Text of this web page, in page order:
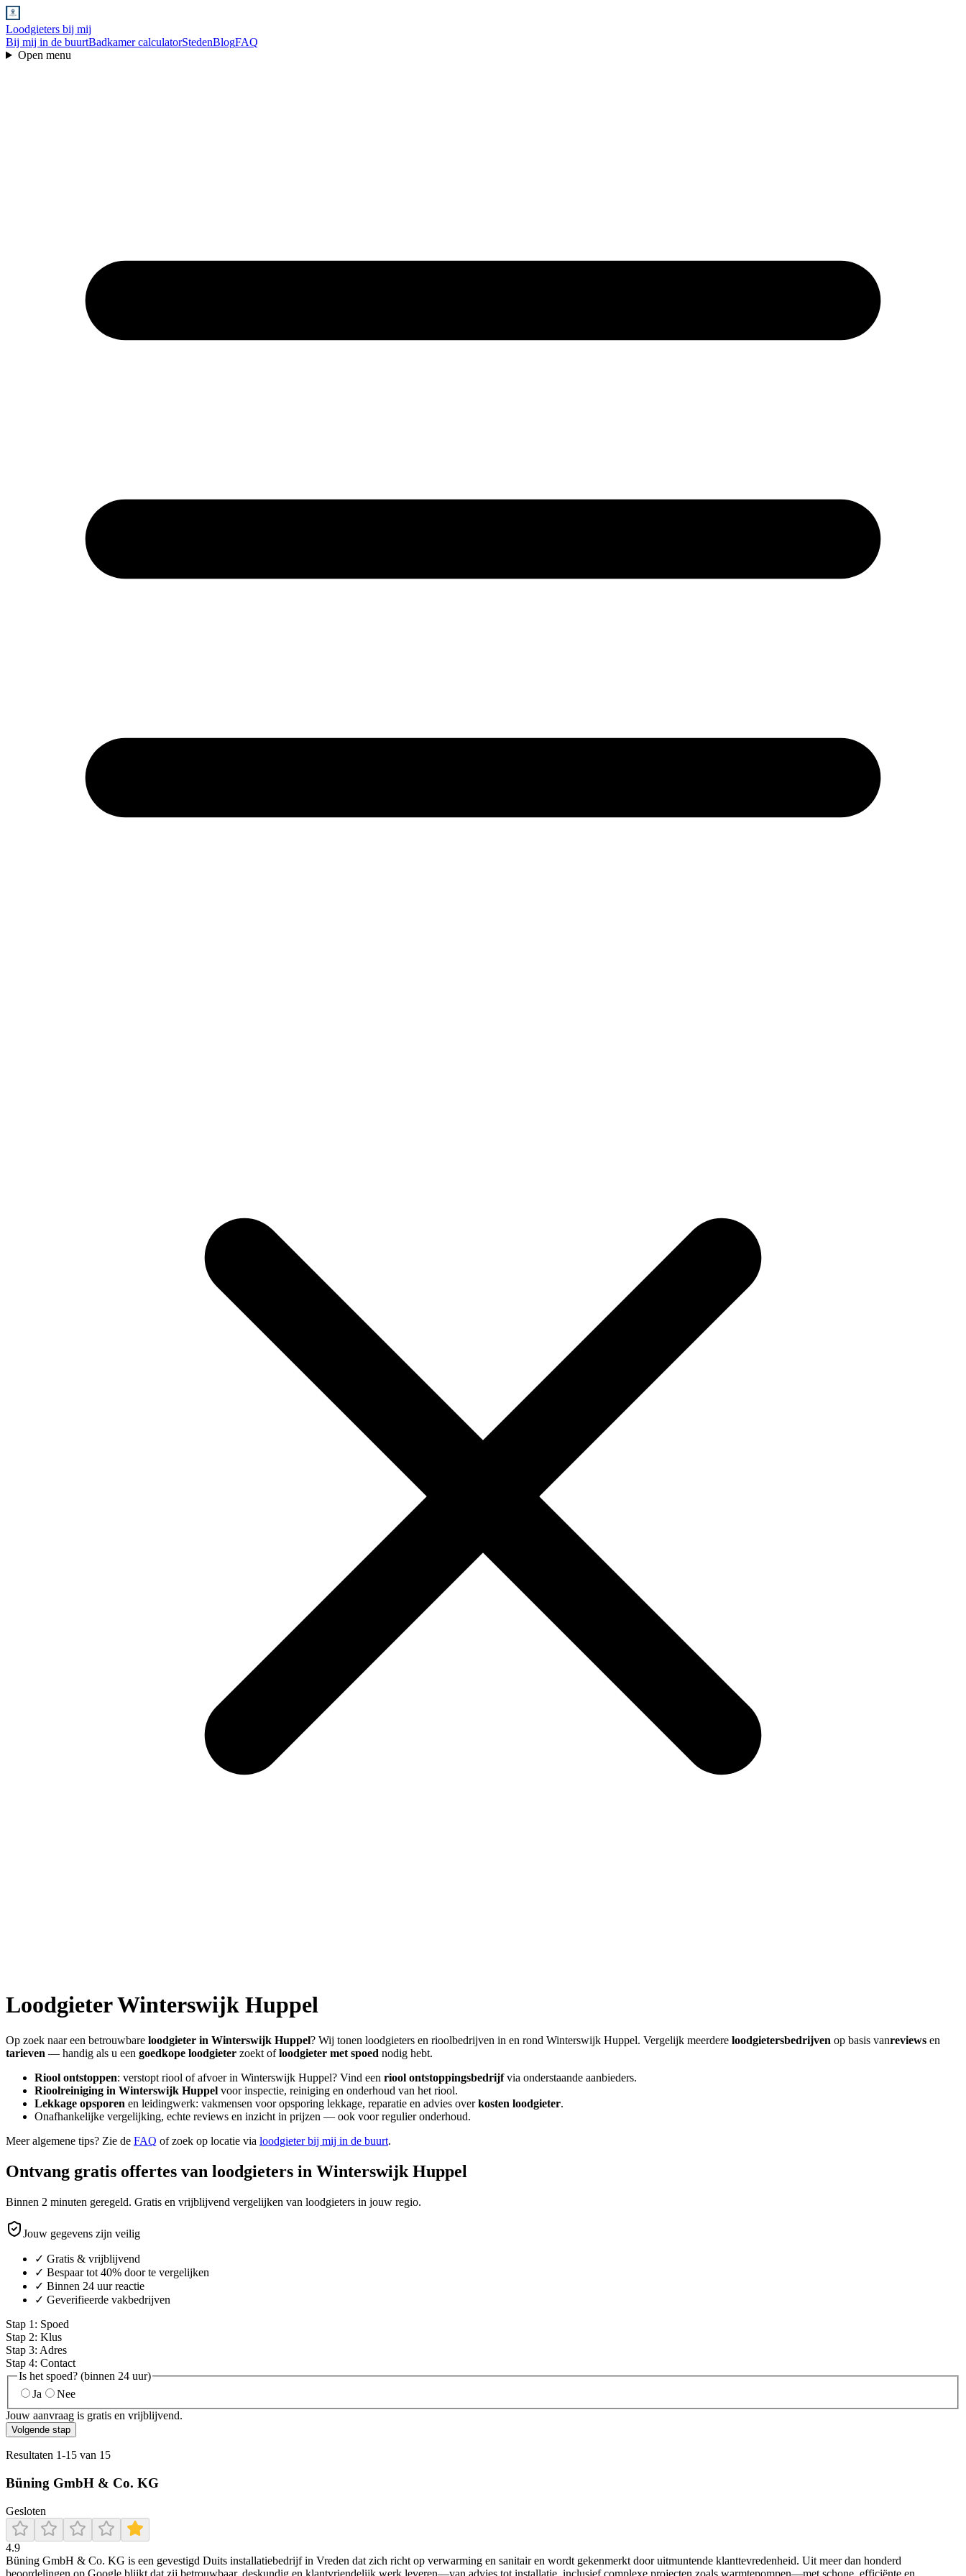
Loodgieters bij mij
Bij mij in de buurtBadkamer calculatorStedenBlogFAQ
Open menu
LoodgieterWinterswijk Huppel
Op zoek naar een betrouwbare loodgieter in Winterswijk Huppel? Wij tonen loodgieters en rioolbedrijven in en rond Winterswijk Huppel. Vergelijk meerdere loodgietersbedrijven op basis vanreviews en
tarieven — handig als u een goedkope loodgieter zoekt ofloodgieter met spoed nodig hebt.
Riool ontstoppen: verstopt riool of afvoer in Winterswijk Huppel? Vind een riool ontstoppingsbedrijfvia onderstaande aanbieders.
Rioolreiniging in Winterswijk Huppel voor inspectie, reiniging en onderhoud van het riool.
Lekkage opsporen en leidingwerk: vakmensen voor opsporing lekkage, reparatie en advies overkosten loodgieter.
Onafhankelijke vergelijking, echte reviews en inzicht in prijzen — ook voor regulier onderhoud.
Meer algemene tips? Zie de FAQ of zoek op locatie via loodgieter bij mij in de buurt.
Ontvang gratis offertes van loodgieters in Winterswijk Huppel
Binnen 2 minuten geregeld. Gratis en vrijblijvend vergelijken van loodgieters in jouw regio.
Jouw gegevens zijn veilig
✓ Gratis & vrijblijvend
✓ Bespaar tot 40% door te vergelijken
✓ Binnen 24 uur reactie
✓ Geverifieerde vakbedrijven
Stap 1 : Spoed
Stap 2: Klus
Stap 3: Adres
Stap 4: Contact
Is het spoed? (binnen 24 uur)
Ja
Nee
Jouw aanvraag is gratis en vrijblijvend.
Volgende stap
Resultaten 1-15 van 15
Büning GmbH & Co. KG
Gesloten
4.9
Büning GmbH & Co. KG is een gevestigd Duits installatiebedrijf in Vreden dat zich richt op verwarming en sanitair en wordt gekenmerkt door uitmuntende klanttevredenheid. Uit meer dan honderd
beoordelingen op Google blijkt dat zij betrouwbaar, deskundig en klantvriendelijk werk leveren—van advies tot installatie, inclusief complexe projecten zoals warmtepompen—met schone, efficiënte en